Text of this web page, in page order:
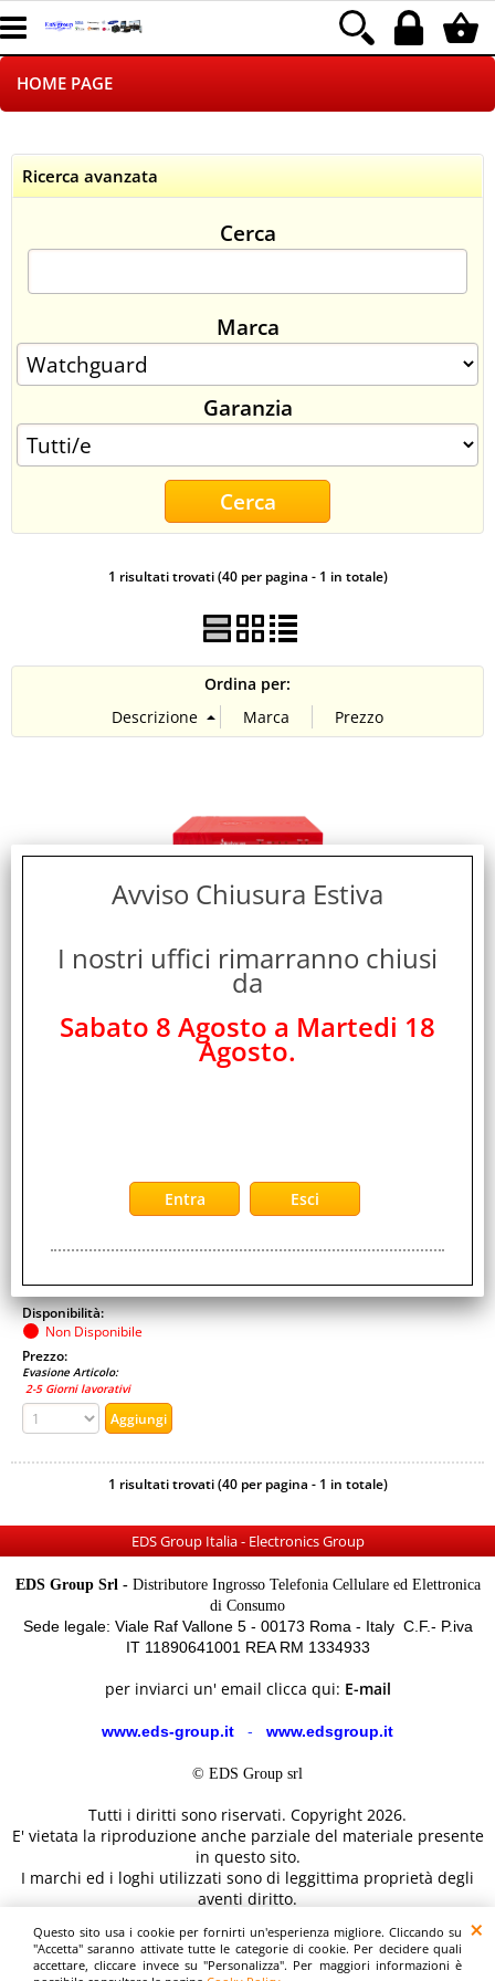
Questo sito usa i cookie per fornirti un'esperienza migliore. Cliccando su
"Accetta" saranno attivate tutte le categorie di cookie. Per decidere quali
accettare, cliccare invece su "Personalizza". Per maggiori informazioni è
HOME PAGE
LOGISTICA
NEGOZI ON LINE
SINCRONIZZATI CON NOI
SPEDIZIONI
CONTATTI
Ricerca avanzata
Cerca
Marca
Garanzia
1 risultati trovati (40 per pagina - 1 in totale)
Ordina per:
VPN GATEWAY SD-WAN SUPPORT 3 x1GB
INTERFACCE ETHERNET CON 5 ANNI STANDARD
Cod. art.:
Cod. Produttore:
WGNV5005
Disponibilità:
Non Disponibile
Prezzo:
Evasione Articolo:
2-5 Giorni lavorativi
1 risultati trovati (40 per pagina - 1 in totale)
EDS Group Italia - Electronics Group
EDS Group Srl -Distributore Ingrosso Telefonia Cellulare ed Elettronica
di Consumo
Sede legale: Viale Raf Vallone 5 - 00173 Roma - Italy C.F.- P.iva
IT 11890641001 REA RM 1334933
per inviarci un' email clicca qui: E-mail
www.eds-group.it - www.edsgroup.it
© EDS Group srl
Tutti i diritti sono riservati. Copyright 2026.
E' vietata la riproduzione anche parziale del materiale presente
in questo sito.
I marchi ed i loghi utilizzati sono di leggittima proprietà degli
aventi diritto.
scopo illustrativo fanno fede i dettagli sul sito del costruttore.
Avviso Chiusura Estiva
I nostri uffici rimarranno chiusi
da
Sabato 8 Agosto a Martedi 18
Agosto.